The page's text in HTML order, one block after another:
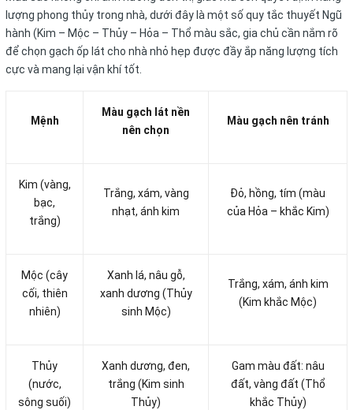
lượng phong thủy trong nhà, dưới đây là một số quy tắc thuyết Ngũ
hành (Kim – Mộc – Thủy – Hỏa – Thổ màu sắc, gia chủ cần nắm rõ
để chọn gạch ốp lát cho nhà nhỏ hẹp được đầy ắp năng lượng tích
cực và mang lại vận khí tốt.
Mệnh
Màu gạch lát nền
nên chọn
Màu gạch nên tránh
Kim (vàng,
bạc,
trắng)
Trắng, xám, vàng
nhạt, ánh kim
Đỏ, hồng, tím (màu
của Hỏa – khắc Kim)
Mộc (cây
cối, thiên
nhiên)
Xanh lá, nâu gỗ,
xanh dương (Thủy
sinh Mộc)
Trắng, xám, ánh kim
(Kim khắc Mộc)
Thủy
(nước,
sông suối)
Xanh dương, đen,
trắng (Kim sinh
Thủy)
Gam màu đất: nâu
đất, vàng đất (Thổ
khắc Thủy)